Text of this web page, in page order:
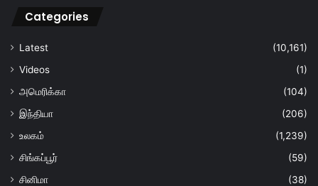
Categories
Latest
(10,161)
Videos
(1)
அமெரிக்கா
(104)
இந்தியா
(206)
உலகம்
(1,239)
சிங்கப்பூர்
(59)
சினிமா
(38)